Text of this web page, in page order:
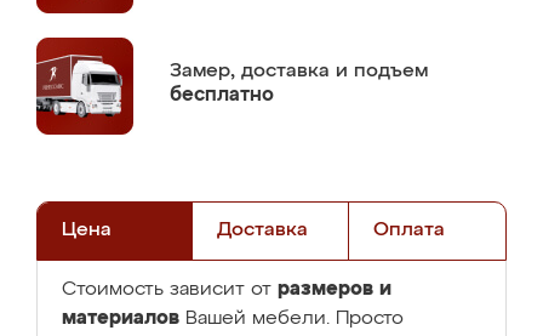
Замер, доставка и подъем
бесплатно
Цена Доставка Оплата
Стоимость зависит от размеров и
материалов Вашей мебели. Просто